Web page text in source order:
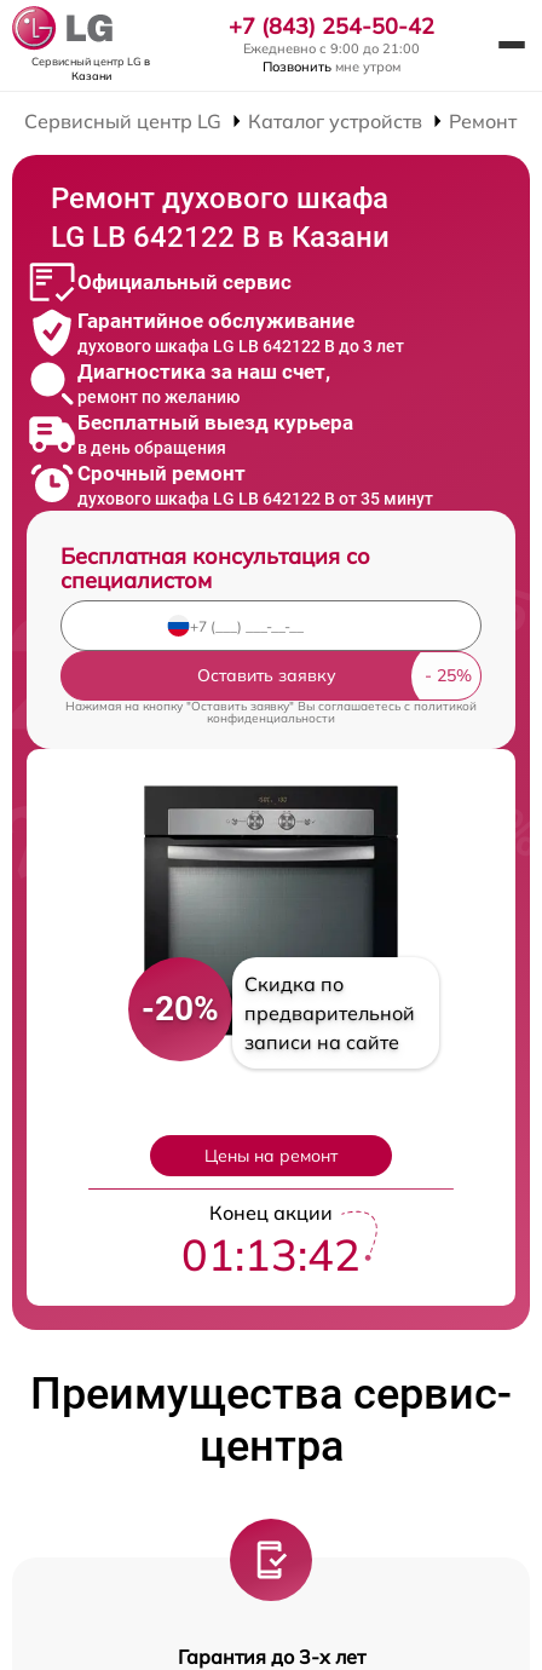
Сервисный центр LG в
Казани
+7 (843) 254-50-42
Ежедневно с 9:00 до 21:00
Позвонить мне утром
Сервисный центр LG Каталог устройств Ремонт
Ремонт духового шкафа
LG LB 642122 B в Казани
Официальный сервис
Гарантийное обслуживание
духового шкафа LG LB 642122 B до 3 лет
Диагностика за наш счет,
ремонт по желанию
Бесплатный выезд курьера
в день обращения
Срочный ремонт
духового шкафа LG LB 642122 B от 35 минут
Бесплатная консультация со
специалистом
Оставить заявку
Нажимая на кнопку "Оставить заявку" Вы соглашаетесь cполитикой
конфиденциальности
-20%
Скидка по
предварительной
записи на сайте
Цены на ремонт
Конец акции
01:13:41
Преимущества сервис-
центра
Гарантия до 3-х лет